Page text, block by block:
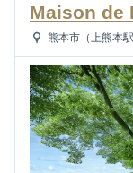
Maison de
熊本市（上熊本